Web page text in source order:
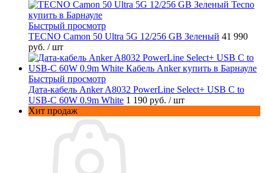
Быстрый просмотр
TECNO Camon 50 Ultra 5G 12/256 GB Зеленый 41 990
руб. / шт
Быстрый просмотр
Дата-кабель Anker A8032 PowerLine Select+ USB C to
USB-C 60W 0.9m White 1 190 руб. / шт
Хит продаж